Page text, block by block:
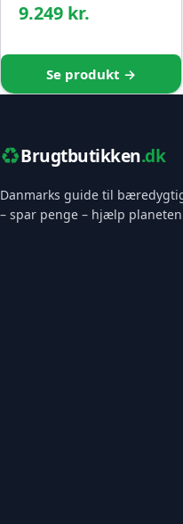
9.249 kr.
Se produkt →
♻️Brugtbutikken.dk
Danmarks guide til
– spar penge – hjælp